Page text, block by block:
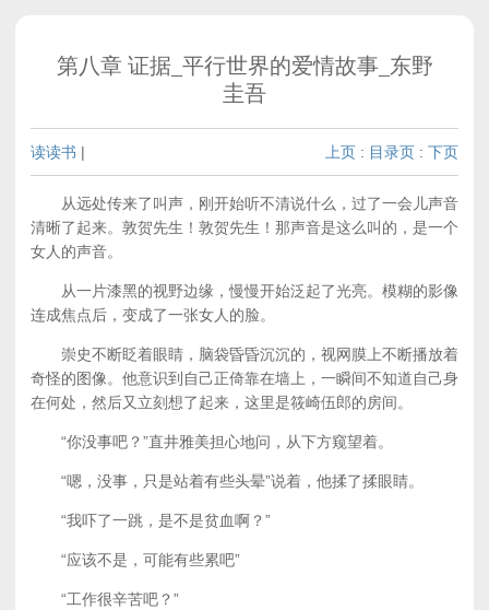
第八章 证据_平行世界的爱情故事_东野
圭吾
读读书 | 上页 : 目录页 : 下页
从远处传来了叫声，刚开始听不清说什么，过了一会儿声音
清晰了起来。敦贺先生！敦贺先生！那声音是这么叫的，是一个
女人的声音。
从一片漆黑的视野边缘，慢慢开始泛起了光亮。模糊的影像
连成焦点后，变成了一张女人的脸。
崇史不断眨着眼睛，脑袋昏昏沉沉的，视网膜上不断播放着
奇怪的图像。他意识到自己正倚靠在墙上，一瞬间不知道自己身
在何处，然后又立刻想了起来，这里是筱崎伍郎的房间。
“你没事吧？”直井雅美担心地问，从下方窥望着。
“嗯，没事，只是站着有些头晕”说着，他揉了揉眼睛。
“我吓了一跳，是不是贫血啊？”
“应该不是，可能有些累吧”
“工作很辛苦吧？”